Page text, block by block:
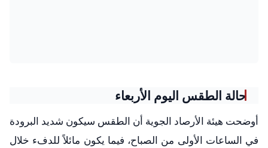
حالة الطقس اليوم الأربعاء
أوضحت هيئة الأرصاد الجوية أن الطقس سيكون شديد البرودة
في الساعات الأولى من الصباح، فيما يكون مائلاً للدفء خلال